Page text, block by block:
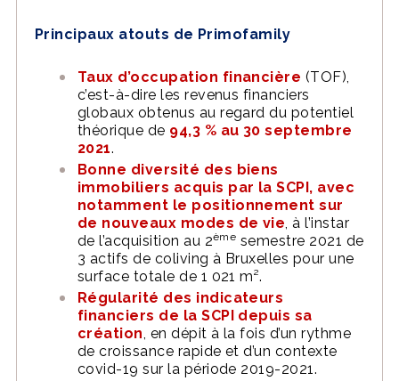
Principaux atouts de Primofamily
Taux d’occupation financière (TOF),
c’est-à-dire les revenus financiers
globaux obtenus au regard du potentiel
théorique de 94,3 % au 30 septembre
2021.
Bonne diversité des biens
immobiliers acquis par la SCPI, avec
notamment le positionnement sur
de nouveaux modes de vie, à l’instar
de l’acquisition au 2ème semestre 2021 de
3 actifs de coliving à Bruxelles pour une
surface totale de 1 021 m².
Régularité des indicateurs
financiers de la SCPI depuis sa
création, en dépit à la fois d’un rythme
de croissance rapide et d’un contexte
covid-19 sur la période 2019-2021.